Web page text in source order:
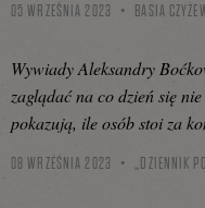
05 WRZEŚNIA 2023 BASIA
Wywiady Aleksandry
zaglądać na co dzień się
pokazują, ile osób stoi za
08 WRZEŚNIA 2023 „DZIENNIK